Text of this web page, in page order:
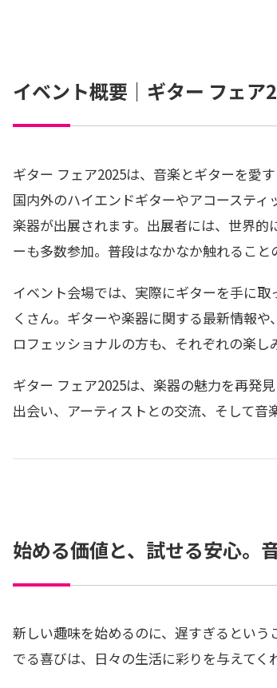
イベント概要｜ギター フェア
ギター フェア2025は、音楽とギターを愛
国内外のハイエンドギターやアコーステ
楽器が出展されます。出展者には、世界
ーも多数参加。普段はなかなか触れること
イベント会場では、実際にギターを手に
くさん。ギターや楽器に関する最新情報
ロフェッショナルの方も、それぞれの楽し
ギター フェア2025は、楽器の魅力を再発
出会い、アーティストとの交流、そして音
始める価値と、試せる安心。
新しい趣味を始めるのに、遅すぎるとい
でる喜びは、日々の生活に彩りを与えてく